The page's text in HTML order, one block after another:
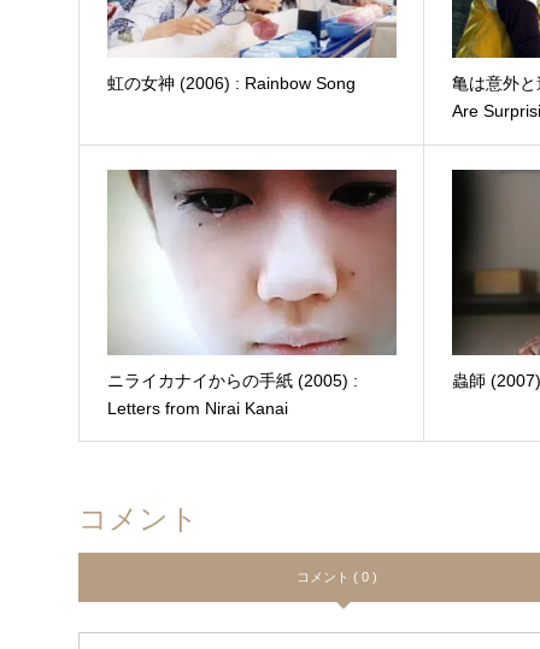
虹の女神 (2006) : Rainbow Song
亀は意外
Are
ニライカナイからの手紙 (2005) :
Letters from Nirai Kanai
蟲師
コメント
コメント ( 0 )